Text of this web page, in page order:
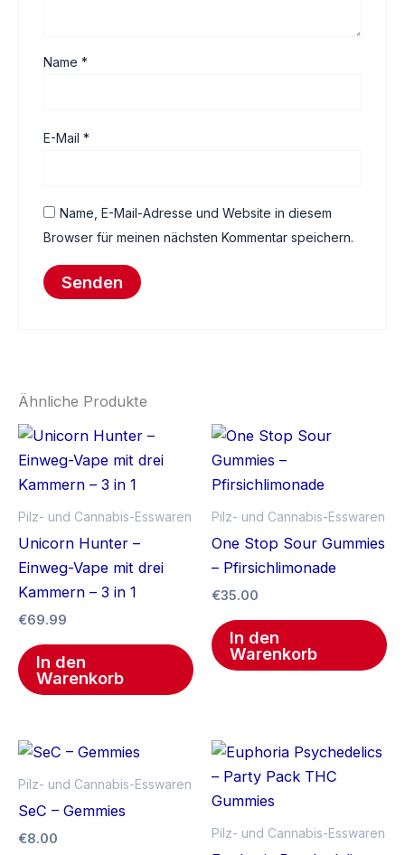
Name*
E-Mail*
Name, E-Mail-Adresse und Website in diesem
Browser für meinen nächsten Kommentar speichern.
Ähnliche Produkte
Pilz- und Cannabis-Esswaren
Unicorn Hunter –
Einweg-Vape mit drei
Kammern – 3 in 1
€69.99
In den
Warenkorb
Pilz- und Cannabis-Esswaren
One Stop Sour Gummies
– Pfirsichlimonade
€35.00
In den
Warenkorb
Pilz- und Cannabis-Esswaren
SeC – Gemmies
€8.00 Pilz- und Cannabis-Esswaren